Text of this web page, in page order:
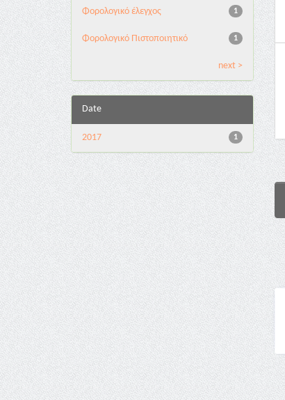
1
Φορολογικό έλεγχος
1
Φορολογικό Πιστοποιητικό
next >
Date
1
2017